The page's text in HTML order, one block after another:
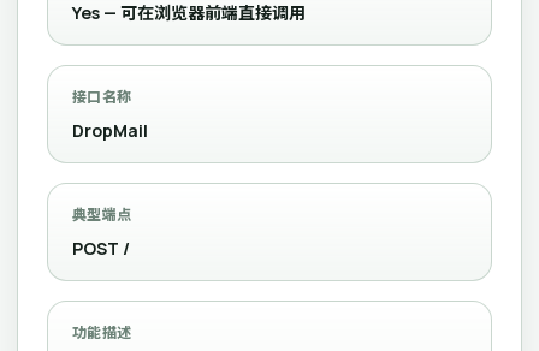
Yes — 可在浏览器前端直接调用
接口名称
DropMail
典型端点
POST /
功能描述